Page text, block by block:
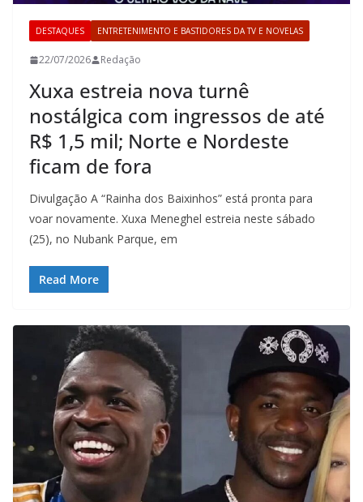
DESTAQUES ENTRETENIMENTO E BASTIDORES DA TV E NOVELAS
22/07/2026 Redação
Xuxa estreia nova turnê
nostálgica com ingressos de até
R$ 1,5 mil; Norte e Nordeste
ficam de fora
Divulgação A “Rainha dos Baixinhos” está pronta para
voar novamente. Xuxa Meneghel estreia neste sábado
(25), no Nubank Parque, em
Read More